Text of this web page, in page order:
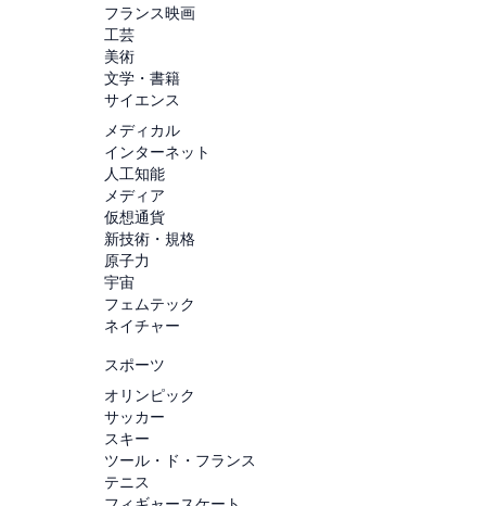
フランス映画
工芸
美術
文学・書籍
サイエンス
メディカル
インターネット
人工知能
メディア
仮想通貨
新技術・規格
原子力
宇宙
フェムテック
ネイチャー
スポーツ
オリンピック
サッカー
スキー
ツール・ド・フランス
テニス